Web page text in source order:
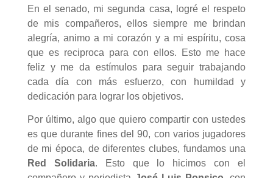
En el senado, mi segunda casa, logré el respeto
de mis compañeros, ellos siempre me brindan
alegría, animo a mi corazón y a mi espíritu, cosa
que es reciproca para con ellos. Esto me hace
feliz y me da estímulos para seguir trabajando
cada día con más esfuerzo, con humildad y
dedicación para lograr los objetivos.
Por último, algo que quiero compartir con ustedes
es que durante fines del 90, con varios jugadores
de mi época, de diferentes clubes, fundamos una
Red Solidaria. Esto que lo hicimos con el